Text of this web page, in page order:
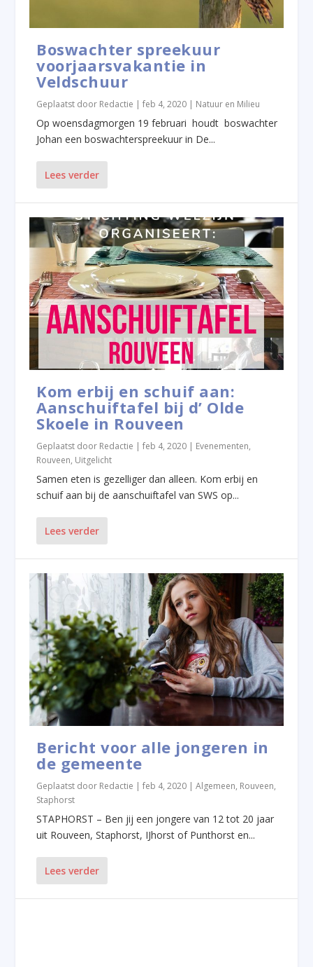
Boswachter spreekuur
voorjaarsvakantie in
Veldschuur
Geplaatst door Redactie |feb 4, 2020 | Natuur en Milieu
Op woensdagmorgen 19 februari houdt boswachter
Johan een boswachterspreekuur in De...
Lees verder
Kom erbij en schuif aan:
Aanschuiftafel bij d’ Olde
Skoele in Rouveen
Geplaatst door Redactie |feb 4, 2020 | Evenementen,
Rouveen, Uitgelicht
Samen eten is gezelliger dan alleen. Kom erbij en
schuif aan bij de aanschuiftafel van SWS op...
Lees verder
Bericht voor alle jongeren in
de gemeente
Geplaatst door Redactie |feb 4, 2020 |Algemeen, Rouveen,
Staphorst
STAPHORST – Ben jij een jongere van 12 tot 20 jaar
uit Rouveen, Staphorst, IJhorst of Punthorst en...
Lees verder